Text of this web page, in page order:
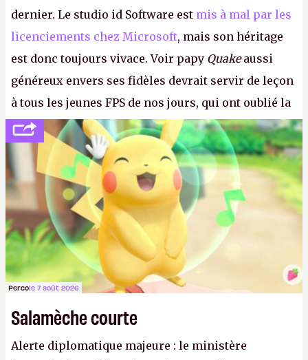
dernier. Le studio id Software est mis à mal par les
licenciements chez Microsoft, mais son héritage
est donc toujours vivace. Voir papy Quakeaussi
généreux envers ses fidèles devrait servir de leçon
à tous les jeunes FPS de nos jours, qui ont oublié la
politesse et le respect envers leurs joueurs et les
anciens. Il leur faudrait une bonne guerre des
consoles à ces petits cons !
Percole 7 août 2026
Salamèche courte
Alerte diplomatique majeure : le ministère